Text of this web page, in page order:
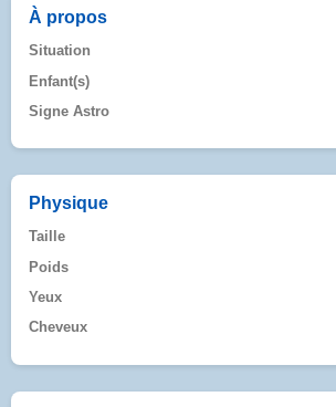
À propos
Situation
Enfant(s)
Signe Astro
Physique
Taille
Poids
Yeux
Cheveux